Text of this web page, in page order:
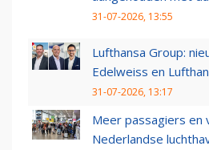
31-07-2026, 13:55
Lufthansa Group:
Edelweiss en
31-07-2026, 13:17
Meer passagiers en
Nederlandse